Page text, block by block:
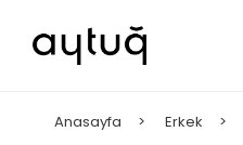
Anasayfa Erkek